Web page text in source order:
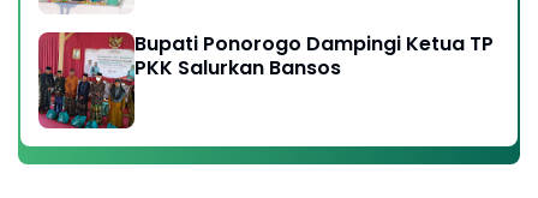
Bupati Ponorogo Dampingi Ketua TP
PKK Salurkan Bansos